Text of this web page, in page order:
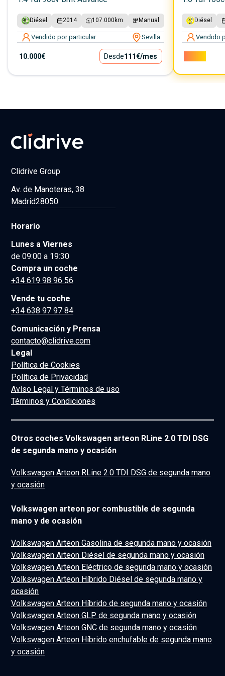
Diésel 2014 107.000 km Manual
Vendido por particular Sevilla
10.000€ Desde111€/mes
Diésel
Vendido
Clidrive Group
Av. de Manoteras, 38
Madrid28050
Horario
Lunes a Viernes
de 09:00 a 19:30
Compra un coche
+34 619 98 96 56
Vende tu coche
+34 638 97 97 84
Comunicación y Prensa
contacto@clidrive.com
Legal
Política de Cookies
Política de Privacidad
Avíso Legal y Términos de uso
Términos y Condiciones
Otros coches Volkswagen arteon RLine 2.0 TDI DSG
de segunda mano y ocasión
Volkswagen Arteon RLine 2.0 TDI DSG de segunda mano
y ocasión
Volkswagen arteon por combustible de segunda
mano y de ocasión
Volkswagen Arteon Gasolina de segunda mano y ocasión
Volkswagen Arteon Diésel de segunda mano y ocasión
Volkswagen Arteon Eléctrico de segunda mano y ocasión
Volkswagen Arteon Híbrido Diésel de segunda mano y
ocasión
Volkswagen Arteon Híbrido de segunda mano y ocasión
Volkswagen Arteon GLP de segunda mano y ocasión
Volkswagen Arteon GNC de segunda mano y ocasión
Volkswagen Arteon Híbrido enchufable de segunda mano
y ocasión